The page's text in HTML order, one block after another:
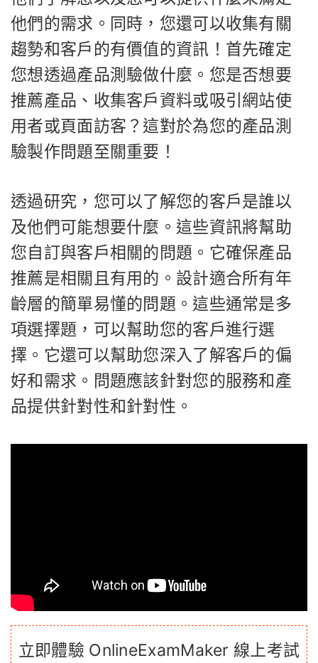
他們的需求。同時，您還可以收集有關
趨勢和客戶的有價值的資訊！首先確定
您想透過產品測驗做什麼。您是否想要
推薦產品、收集客戶資料或吸引網站使
用者或頁面訪客？這對於為您的產品測
驗製作問題至關重要！
透過研究，您可以了解您的客戶是誰以
及他們可能想要什麼。這些資訊將幫助
您自訂與客戶相關的問題。它確保產品
推薦是相關且有用的。設計適合所有年
齡層的簡單易懂的問題。這些通常是多
項選擇題，可以幫助您的客戶進行選
擇。它還可以幫助您深入了解客戶的偏
好和需求。問題應該針對您的服務和產
品提供針對性和針對性。
立即體驗 OnlineExamMaker 線上考試